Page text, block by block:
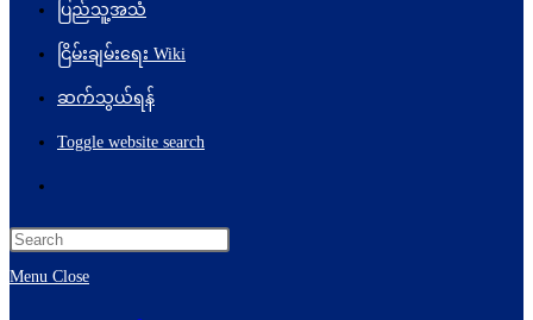
ပြည်သူ့အသံ
ငြိမ်းချမ်းရေး Wiki
ဆက်သွယ်ရန်
Toggle website search
Menu Close